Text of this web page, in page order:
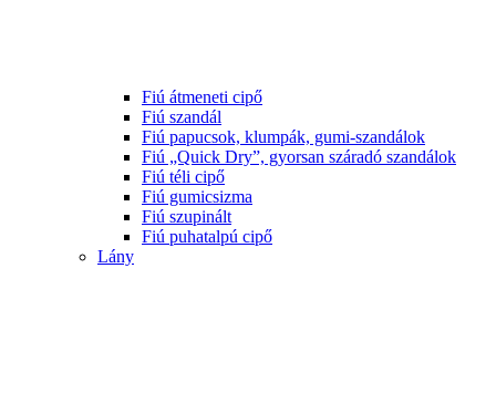
Fiú átmeneti cipő
Fiú szandál
Fiú papucsok, klumpák, gumi-szandálok
Fiú „Quick Dry”, gyorsan száradó szandálok
Fiú téli cipő
Fiú gumicsizma
Fiú szupinált
Fiú puhatalpú cipő
Lány